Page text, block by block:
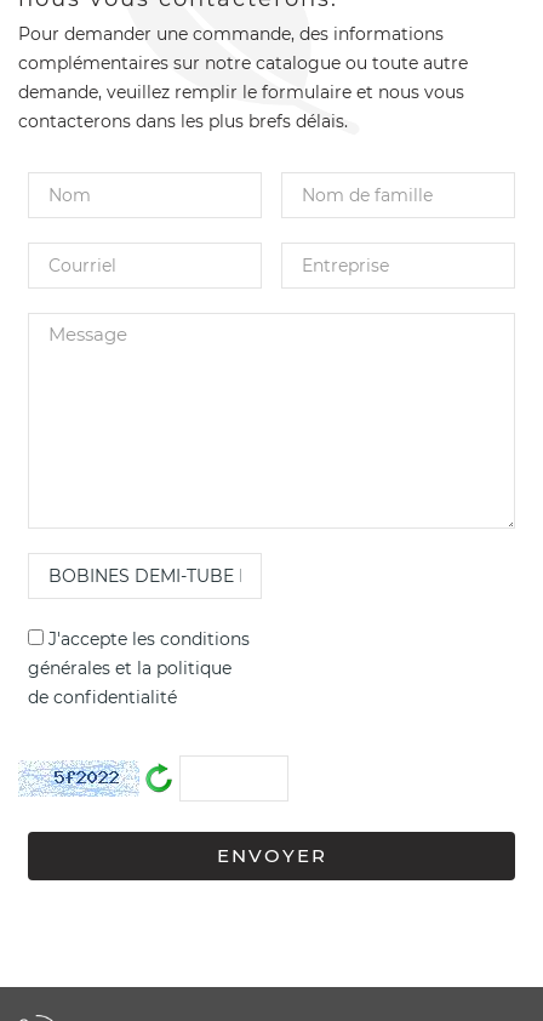
Pour demander une commande, des informations
complémentaires sur notre catalogue ou toute autre
demande, veuillez remplir le formulaire et nous vous
contacterons dans les plus brefs délais.
J'accepte les conditions
générales et la politique
de confidentialité